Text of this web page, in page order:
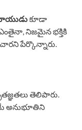
కూడా
నిజమైన భక్తికి
పేర్కొన్నారు.
తెలిపారు.
అనుభూతిని